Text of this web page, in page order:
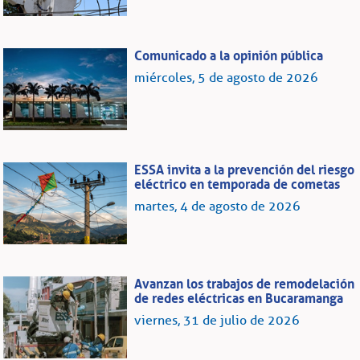
Comunicado a la opinión pública
miércoles, 5 de agosto de 2026
ESSA invita a la prevención del riesgo
eléctrico en temporada de cometas
martes, 4 de agosto de 2026
Avanzan los trabajos de remodelación
de redes eléctricas en Bucaramanga
viernes, 31 de julio de 2026